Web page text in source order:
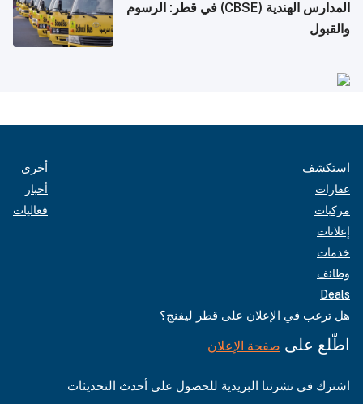
المدارس الهندية (CBSE) في قطر: الرسوم
والقبول
استكشف
عقارات
مركبات
إعلانات
خدمات
وظائف
Deals
أخرى
أخبار
فعاليات
هل ترغب في الإعلان على قطر ليفنج؟
اطّلع على صفحة الإعلان
اشترك في نشرتنا البريدية للحصول على أحدث التحديثات